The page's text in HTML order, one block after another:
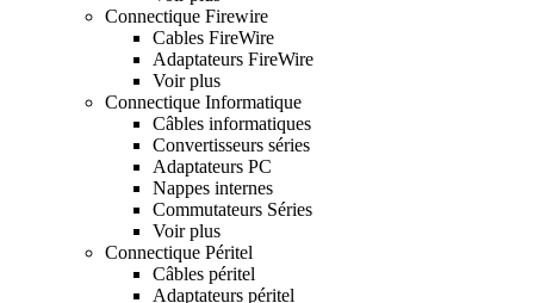
Connectique Firewire
Cables FireWire
Adaptateurs FireWire
Voir plus
Connectique Informatique
Câbles informatiques
Convertisseurs séries
Adaptateurs PC
Nappes internes
Commutateurs Séries
Voir plus
Connectique Péritel
Câbles péritel
Adaptateurs péritel